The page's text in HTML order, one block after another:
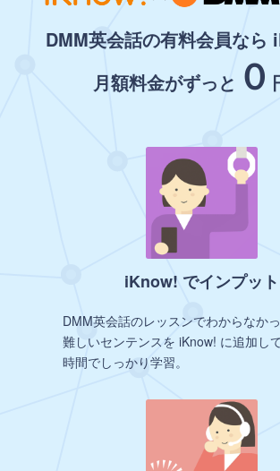
DMM英会話の有料会員なら
月額料金がずっと ０
iKnow! でインプット
DMM英会話のレッスンでわからなか
難しいセンテンスを iKnow! に追加し
時間でしっかり学習。